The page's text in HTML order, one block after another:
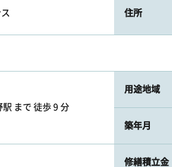
住所
まで 徒歩 9 分
用途地域
築年月
修繕積立金